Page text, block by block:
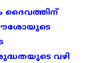
ദൈവത്തിന്
ഈശോയുടെ
വഴി